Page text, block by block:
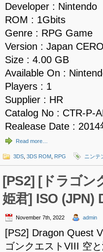
Developer : Nintendo
ROM : 1Gbits
Genre : RPG Game
Version : Japan
Size : 4.00 GB
Available On :
Players : 1
Supplier : HR
Catalog No : CTR-P-
Realease Date : 2014
Read more…
3DS 3DS ROM RPG ニンテ
[PS2] [ドラゴン
姫君] ISO (JPN)
November 7th, 2022 admin
[PS2] Dragon Quest
ゴンクエストVIII 空